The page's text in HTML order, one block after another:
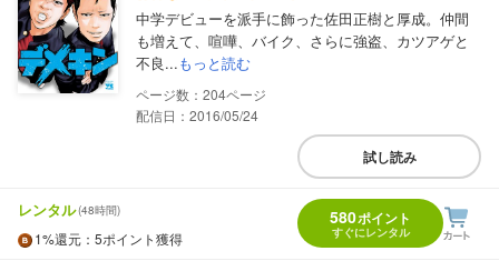
中学デビューを派手に飾った佐田正樹と厚成。仲間
も増えて、喧嘩、バイク、さらに強盗、カツアゲと
不良...もっと読む
204
配信日：2016/05/24
試し読み
レンタル(48時間)
1%還元 ：5ポイント獲得
580ポイント
すぐにレンタル